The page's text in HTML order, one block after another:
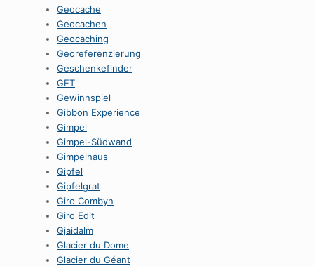
Geocache
Geocachen
Geocaching
Georeferenzierung
Geschenkefinder
GET
Gewinnspiel
Gibbon Experience
Gimpel
Gimpel-Südwand
Gimpelhaus
Gipfel
Gipfelgrat
Giro Combyn
Giro Edit
Gjaidalm
Glacier du Dome
Glacier du Géant